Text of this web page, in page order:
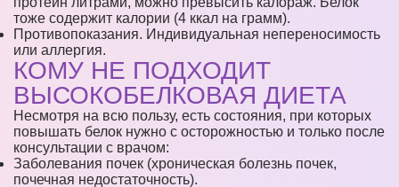
тоже содержит калории (4 ккал на грамм).
Противопоказания. Индивидуальная непереносимость
или аллергия.
КОМУ НЕ ПОДХОДИТ
ВЫСОКОБЕЛКОВАЯ ДИЕТА
Несмотря на всю пользу, есть состояния, при которых
повышать белок нужно с осторожностью и только после
консультации с врачом:
Заболевания почек (хроническая болезнь почек,
почечная недостаточность).